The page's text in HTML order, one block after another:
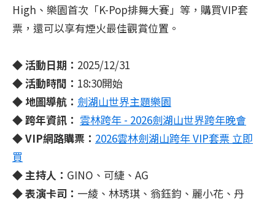
High、樂園首次「K-Pop排舞大賽」等，購買VIP套
票，還可以享有煙火最佳觀賞位置。
◆ 活動日期： 2025/12/31
◆ 活動時間： 18:30開始
◆ 地圖導航： 劍湖山世界主題樂園
◆ 跨年資訊： 雲林跨年 - 2026劍湖山世界跨年晚會
◆ VIP網路購票： 2026雲林劍湖山跨年 VIP套票 立即
買
◆ 主持人： GINO、可緁、AG
◆ 表演卡司： 一綾、林琇琪、翁鈺鈞、麗小花、丹